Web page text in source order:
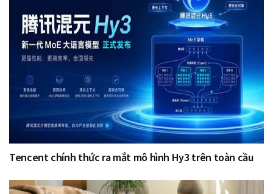
Tencent chính thức ra mắt mô hình Hy3 trên toàn cầu